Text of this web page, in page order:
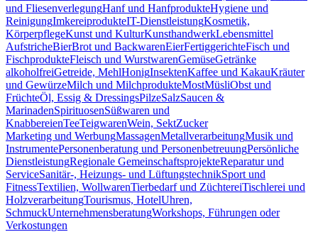
und FliesenverlegungHanf und HanfprodukteHygiene und
ReinigungImkereiprodukteIT-DienstleistungKosmetik,
KörperpflegeKunst und KulturKunsthandwerkLebensmittel
AufstricheBierBrot und BackwarenEierFertiggerichteFisch und
FischprodukteFleisch und WurstwarenGemüseGetränke
alkoholfreiGetreide, MehlHonigInsektenKaffee und KakauKräuter
und GewürzeMilch und MilchprodukteMostMüsliObst und
FrüchteÖl, Essig & DressingsPilzeSalzSaucen &
MarinadenSpirituosenSüßwaren und
KnabbereienTeeTeigwarenWein, SektZucker
Marketing und WerbungMassagenMetallverarbeitungMusik und
InstrumentePersonenberatung und PersonenbetreuungPersönliche
DienstleistungRegionale GemeinschaftsprojekteReparatur und
ServiceSanitär-, Heizungs- und LüftungstechnikSport und
FitnessTextilien, WollwarenTierbedarf und ZüchtereiTischlerei und
HolzverarbeitungTourismus, HotelUhren,
SchmuckUnternehmensberatungWorkshops, Führungen oder
Verkostungen